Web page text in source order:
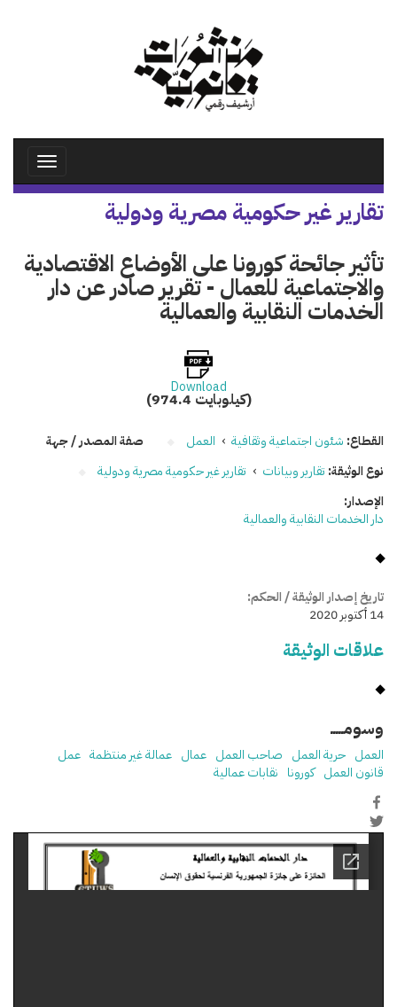
Toggle
تقارير غير حكومية مصرية ودولية
تأثير جائحة كورونا على الأوضاع الاقتصادية
والاجتماعية للعمال‎ - تقرير صادر عن دار
الخدمات النقابية والعمالية
Download
(974.4 كيلوبايت)
القطاع: شئون اجتماعية وثقافية › العمل
نوع الوثيقة: تقارير وبيانات › تقارير غير حكومية مصرية ودولية
صفة المصدر / جهة
الإصدار:
دار الخدمات النقابية والعمالية
تاريخ إصدار الوثيقة / الحكم:
14 أكتوبر 2020
علاقات الوثيقة
وسومـــــ
العمل حرية العمل صاحب العمل عمال عمالة غير منتظمة عمل
قانون العمل كورونا نقابات عمالية